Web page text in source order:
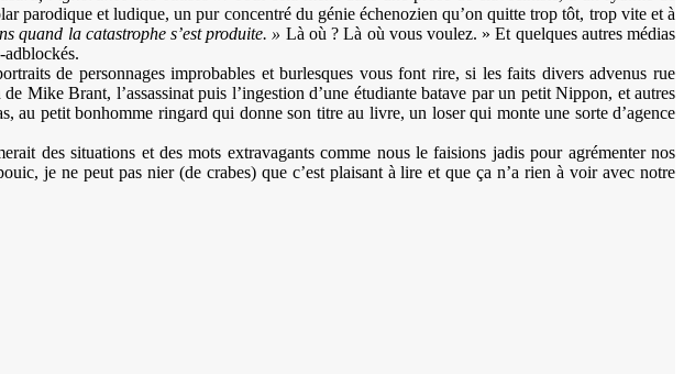
parodique et ludique, un pur concentré du génie échenozien qu’on quitte trop tôt, trop vite et à
quand la catastrophe s’est produite. » Là où ? Là où vous voulez. » Et quelques autres médias
adblockés.
de personnages improbables et burlesques vous font rire, si les faits divers advenus rue
Mike Brant, l’assassinat puis l’ingestion d’une étudiante batave par un petit Nippon, et autres
au petit bonhomme ringard qui donne son titre au livre, un loser qui monte une sorte d’agence
des situations et des mots extravagants comme nous le faisions jadis pour agrémenter nos
je ne peut pas nier (de crabes) que c’est plaisant à lire et que ça n’a rien à voir avec notre